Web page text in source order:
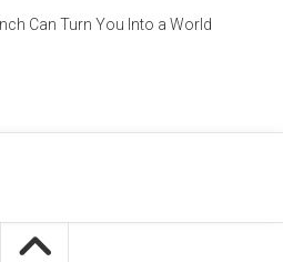
Can Turn You Into a World